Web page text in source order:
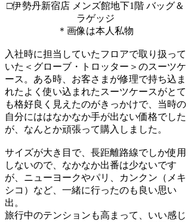
□伊勢丹新宿店 メンズ館地下1階 バッグ＆
ラゲッジ
＊画像は本人私物
入社時に担当していたフロアで取り扱って
いた＜グローブ・トロッター＞のスーツケ
ース。ある時、お客さまが修理で持ち込ま
れたよく使い込まれたスーツケースがとて
も格好良く見えたのがきっかけで、当時の
自分にははなかなか手が出ない価格でした
が、なんとか頑張って購入しました。
サイズが大き目で、長距離路線でしか使用
しないので、なかなか出番は少ないです
が、ニューヨークやパリ、カンクン（メキ
シコ）など、一緒に行ったのも良い思い
出。
旅行中のテンションも高まって、いい感じ